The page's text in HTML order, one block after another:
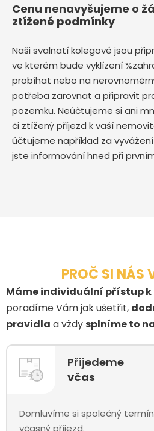
Cenu nenavyšujeme o
ztížené podmínky
Naši svalnatí kolegové jsou
ve kterém bude vyklízení
probíhat nebo na
potřeba zarovnat a připravit
pozemku. Neúčtujeme si ani
či ztížený příjezd k vaší
účtujeme například za
jste informování hned při
PROČ SI NÁS
Máme individuální přístup
poradíme Vám jak ušetřit,
pravidla a vždy splníme to
Přijedeme
včas
Domluvíme si společný
včasný příjezd.